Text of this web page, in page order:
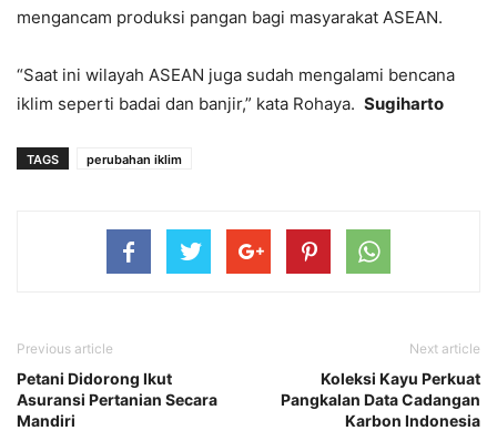
mengancam produksi pangan bagi masyarakat ASEAN.
“Saat ini wilayah ASEAN juga sudah mengalami bencana
iklim seperti badai dan banjir,” kata Rohaya. Sugiharto
TAGS perubahan iklim
Previous article
Petani Didorong Ikut
Asuransi Pertanian Secara
Mandiri
Next article
Koleksi Kayu Perkuat
Pangkalan Data Cadangan
Karbon Indonesia